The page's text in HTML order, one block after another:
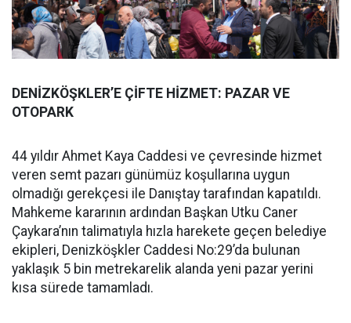
DENİZKÖŞKLER’E ÇİFTE HİZMET: PAZAR VE
OTOPARK
44 yıldır Ahmet Kaya Caddesi ve çevresinde hizmet
veren semt pazarı günümüz koşullarına uygun
olmadığı gerekçesi ile Danıştay tarafından kapatıldı.
Mahkeme kararının ardından Başkan Utku Caner
Çaykara’nın talimatıyla hızla harekete geçen belediye
ekipleri, Denizköşkler Caddesi No:29’da bulunan
yaklaşık 5 bin metrekarelik alanda yeni pazar yerini
kısa sürede tamamladı.